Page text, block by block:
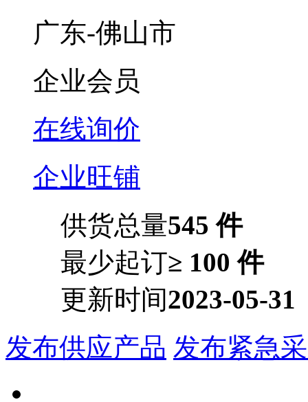
广东-佛山市
企业会员
在线询价
企业旺铺
供货总量545 件
最少起订≥ 100 件
更新时间2023-05-31
发布供应产品 发布紧急